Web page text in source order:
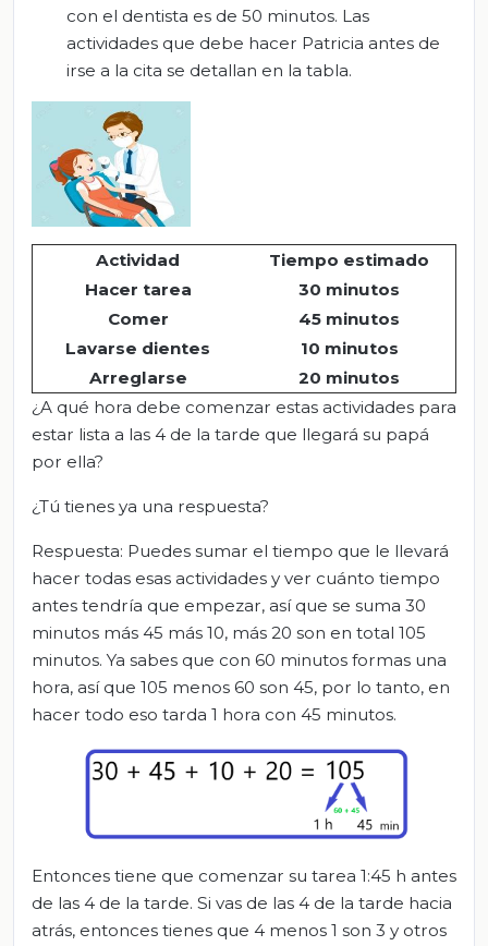
con el dentista es de 50 minutos. Las
actividades que debe hacer Patricia antes de
irse a la cita se detallan en la tabla.
Actividad
Tiempo estimado
Hacer tarea
30 minutos
Comer
45 minutos
Lavarse dientes
10 minutos
Arreglarse
20 minutos
¿A qué hora debe comenzar estas actividades para
estar lista a las 4 de la tarde que llegará su papá
por ella?
¿Tú tienes ya una respuesta?
Respuesta: Puedes sumar el tiempo que le llevará
hacer todas esas actividades y ver cuánto tiempo
antes tendría que empezar, así que se suma 30
minutos más 45 más 10, más 20 son en total 105
minutos. Ya sabes que con 60 minutos formas una
hora, así que 105 menos 60 son 45, por lo tanto, en
hacer todo eso tarda 1 hora con 45 minutos.
Entonces tiene que comenzar su tarea 1:45 h antes
de las 4 de la tarde. Si vas de las 4 de la tarde hacia
atrás, entonces tienes que 4 menos 1 son 3 y otros